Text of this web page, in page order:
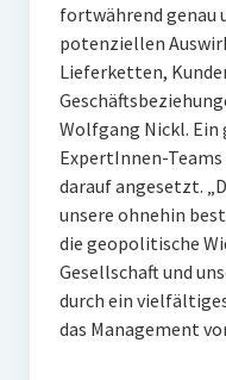
fortwährend genau
potenziellen
Lieferketten,
Wolfgang Nickl. Ein
ExpertInnen-
darauf angesetzt.
unsere ohnehin
die geopolitische
Gesellschaft und
durch ein
das Management